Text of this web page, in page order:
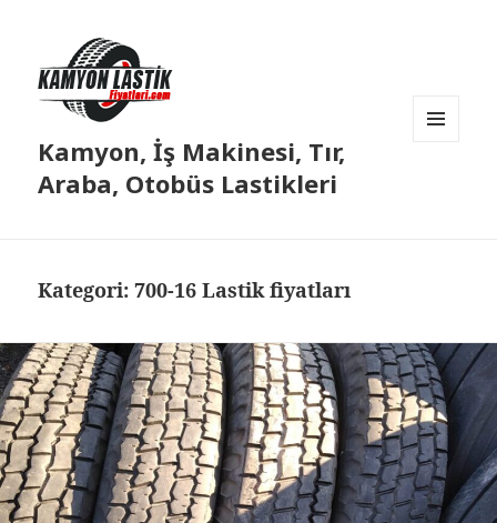
Kamyon, İş Makinesi, Tır,
Araba, Otobüs Lastikleri
Kategori:700-16 Lastik fiyatları